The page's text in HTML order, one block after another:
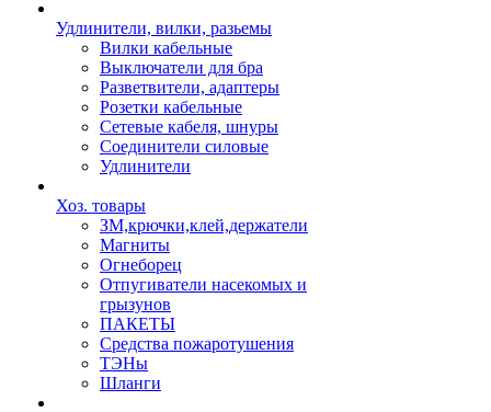
Удлинители, вилки, разьемы
Вилки кабельные
Выключатели для бра
Разветвители, адаптеры
Розетки кабельные
Сетевые кабеля, шнуры
Соединители силовые
Удлинители
Хоз. товары
ЗМ,крючки,клей,держатели
Магниты
Огнеборец
Отпугиватели насекомых и
грызунов
ПАКЕТЫ
Средства пожаротушения
ТЭНы
Шланги